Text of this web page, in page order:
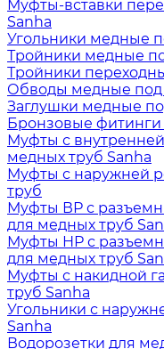
Муфты-вставки
Sanha
Угольники медные
Тройники медные
Тройники
Обводы медные под
Заглушки медные
Бронзовые фитинги
Муфты с
медных труб Sanha
Муфты с наружней
труб
Муфты ВР с
для медных труб
Муфты НР с
для медных труб
Муфты с накидной
труб Sanha
Угольники с
Sanha
Водорозетки для